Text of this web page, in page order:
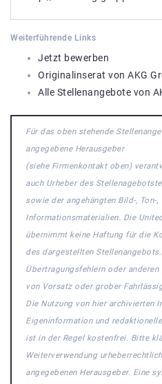
Weiterführende Links
Jetzt bewerben
Originalinserat von AKG
Alle Stellenangebote von
Für das oben stehende
angegebene Herausgeber
(siehe Firmenkontakt oben)
auch Urheber des
sowie der angehängten Bild-, Ton-,
Informationsmaterialien. Die
übernimmt keine Haftung für die
des dargestellten
Übertragungsfehlern oder
von Vorsatz oder grober
Die Nutzung von hier archivierten
Eigeninformation und
ist in der Regel kostenfrei. Bitte
Weiterverwendung
angegebenen Herausgeber. Eine